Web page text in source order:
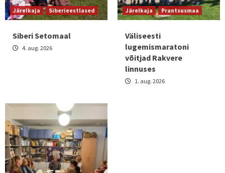
Järelkaja Siberieestlased
Siberi Setomaal
4. aug. 2026
Järelkaja Prantsusmaa
Väliseesti
lugemismaratoni
võitjad Rakvere
linnuses
1. aug. 2026